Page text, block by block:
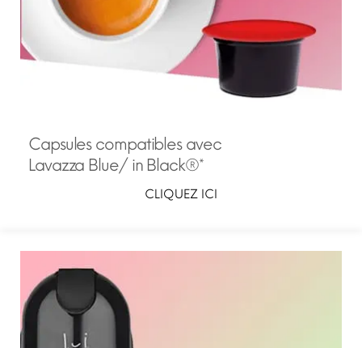
Capsules compatibles avec
Lavazza Blue/ in Black®*
CLIQUEZ ICI